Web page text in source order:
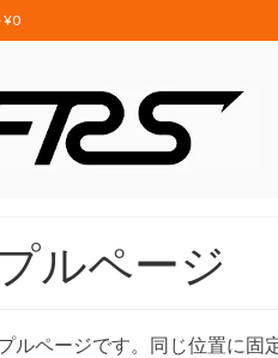
¥0
ルページ
ルページです。同じ位置に固